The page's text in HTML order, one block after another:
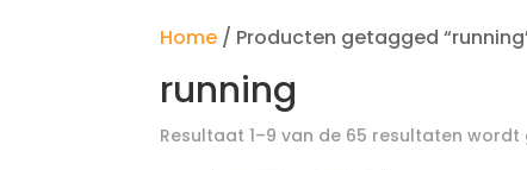
Home / Producten getagged
running
Resultaat 1–9 van de 65 resultaten